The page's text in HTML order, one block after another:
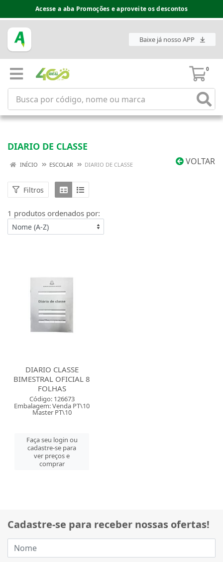
Acesse a aba Promoções e aproveite os descontos
Baixe já nosso APP
0
DIARIO DE CLASSE
VOLTAR
INÍCIO ESCOLAR DIARIO DE CLASSE
Filtros
1 produtos ordenados por:
DIARIO CLASSE
BIMESTRAL OFICIAL 8
FOLHAS
Código: 126673
Embalagem: Venda PT\10
Master PT\10
Faça seu login ou
cadastre-se para
ver preços e
comprar
Cadastre-se para receber nossas ofertas!